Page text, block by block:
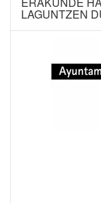
LAGUNTZEN